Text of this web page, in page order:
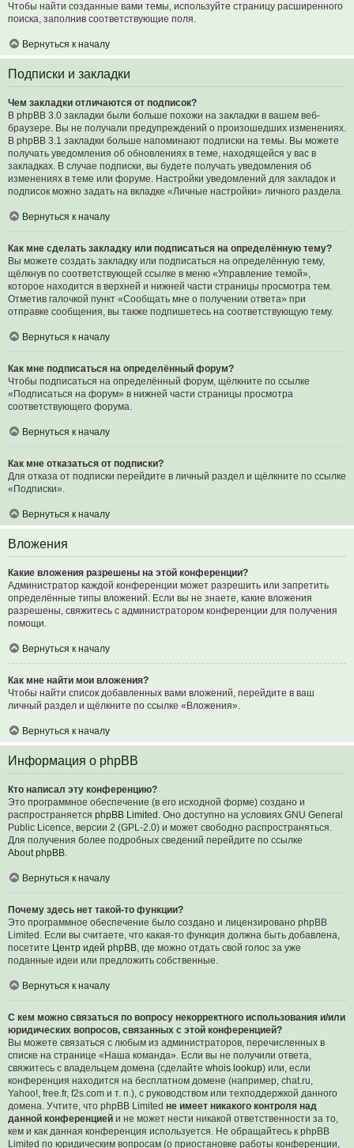
Чтобы найти созданные вами темы, используйте страницу расширенного
поиска, заполнив соответствующие поля.
Вернуться к началу
Подписки и закладки
Чем закладки отличаются от подписок?
В phpBB 3.0 закладки были больше похожи на закладки в вашем веб-
браузере. Вы не получали предупреждений о произошедших изменениях.
В phpBB 3.1 закладки больше напоминают подписки на темы. Вы можете
получать уведомления об обновлениях в теме, находящейся у вас в
закладках. В случае подписки, вы будете получать уведомления об
изменениях в теме или форуме. Настройки уведомлений для закладок и
подписок можно задать на вкладке «Личные настройки» личного раздела.
Вернуться к началу
Как мне сделать закладку или подписаться на определённую тему?
Вы можете создать закладку или подписаться на определённую тему,
щёлкнув по соответствующей ссылке в меню «Управление темой»,
которое находится в верхней и нижней части страницы просмотра тем.
Отметив галочкой пункт «Сообщать мне о получении ответа» при
отправке сообщения, вы также подпишетесь на соответствующую тему.
Вернуться к началу
Как мне подписаться на определённый форум?
Чтобы подписаться на определённый форум, щёлкните по ссылке
«Подписаться на форум» в нижней части страницы просмотра
соответствующего форума.
Вернуться к началу
Как мне отказаться от подписки?
Для отказа от подписки перейдите в личный раздел и щёлкните по ссылке
«Подписки».
Вернуться к началу
Вложения
Какие вложения разрешены на этой конференции?
Администратор каждой конференции может разрешить или запретить
определённые типы вложений. Если вы не знаете, какие вложения
разрешены, свяжитесь с администратором конференции для получения
помощи.
Вернуться к началу
Как мне найти мои вложения?
Чтобы найти список добавленных вами вложений, перейдите в ваш
личный раздел и щёлкните по ссылке «Вложения».
Вернуться к началу
Информация о phpBB
Кто написал эту конференцию?
Это программное обеспечение (в его исходной форме) создано и
распространяется phpBB Limited . Оно доступно на условиях GNU General
Public Licence, версии 2 (GPL-2.0) и может свободно распространяться.
Для получения более подробных сведений перейдите по ссылке
About phpBB.
Вернуться к началу
Почему здесь нет такой-то функции?
Это программное обеспечение было создано и лицензировано phpBB
Limited. Если вы считаете, что какая-то функция должна быть добавлена,
посетите Центр идей phpBB, где можно отдать свой голос за уже
поданные идеи или предложить собственные.
Вернуться к началу
С кем можно связаться по вопросу некорректного использования и/или
юридических вопросов, связанных с этой конференцией?
Вы можете связаться с любым из администраторов, перечисленных в
списке на странице «Наша команда». Если вы не получили ответа,
свяжитесь с владельцем домена (сделайте whois lookup) или, если
конференция находится на бесплатном домене (например, chat.ru,
Yahoo!, free.fr, f2s.com и т. п.), с руководством или техподдержкой данного
домена. Учтите, что phpBB Limited не имеет никакого контроля над
данной конференцией и не может нести никакой ответственности за то,
кем и как данная конференция используется. Не обращайтесь к phpBB
Limited по юридическим вопросам (о приостановке работы конференции,